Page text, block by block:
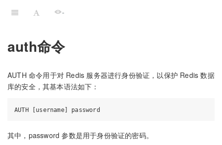
-
auth命令
AUTH 命令用于对 Redis 服务器进行身份验证，以保护 Redis 数据
库的安全，其基本语法如下：
其中，password 参数是用于身份验证的密码。